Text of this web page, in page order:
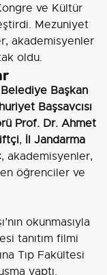
ve Kültür
Mezuniyet
akademisyenler
oldu.
Belediye Başkan
Başsavcısı
Prof. Dr. Ahmet
, İl Jandarma
, akademisyenler,
öğrenciler ve
okunmasıyla
tanıtım filmi
Tıp Fakültesi
yaptı.